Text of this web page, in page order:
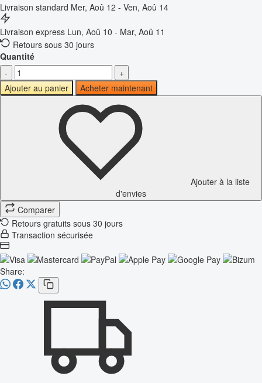
Livraison standard Mer, Aoû 12 - Ven, Aoû 14
Livraison express Lun, Aoû 10 - Mar, Aoû 11
Retours sous 30 jours
Quantité
-
+
Ajouter au panier
Acheter maintenant
Ajouter à la liste
d'envies
Comparer
Retours gratuits sous 30 jours
Transaction sécurisée
Share: